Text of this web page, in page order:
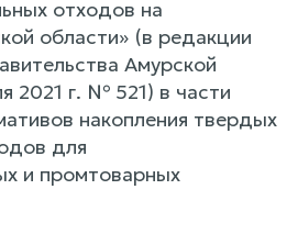
отходов на
области» (в редакции
Амурской
2021 г. № 521) в части
накопления твердых
для
и промтоварных